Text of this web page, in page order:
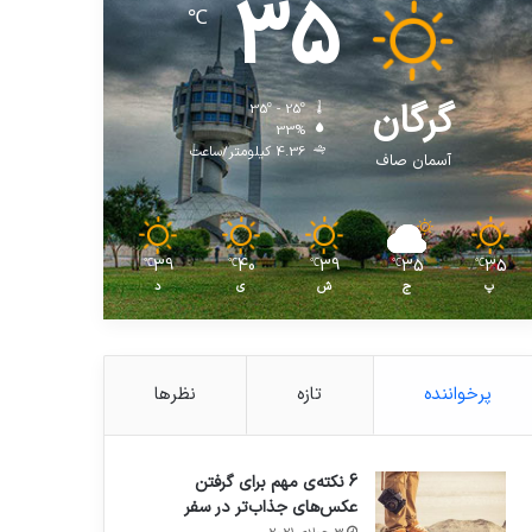
گرگان
آسمان صاف
35
℃
35º - 25º
33%
4.36 کیلومتر/ساعت
35
℃
پ
35
℃
ج
39
℃
ش
40
℃
ی
39
℃
د
پرخواننده تازه نظرها
6 نکته‌ی مهم برای گرفتن
عکس‌های جذاب‌تر در سفر